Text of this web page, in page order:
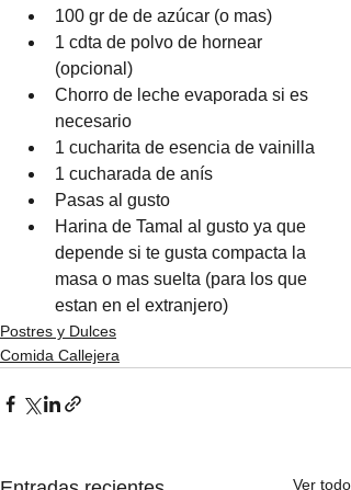
100 gr de de azúcar (o mas)
1 cdta de polvo de hornear
(opcional)
Chorro de leche evaporada si es
necesario
1 cucharita de esencia de vainilla
1 cucharada de anís
Pasas al gusto
Harina de Tamal al gusto ya que
depende si te gusta compacta la
masa o mas suelta (para los que
estan en el extranjero)
Postres y Dulces
Comida Callejera
Ver todo